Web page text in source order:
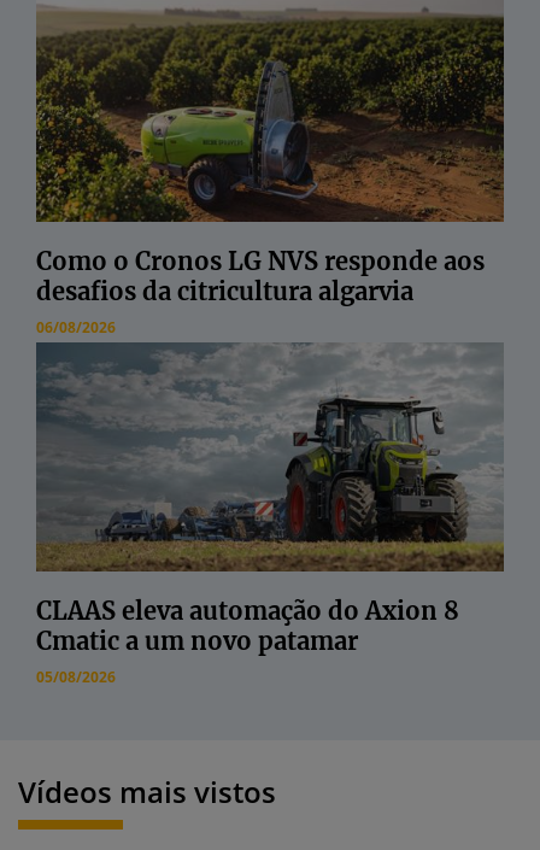
Como o Cronos LG NVS responde aos
desafios da citricultura algarvia
06/08/2026
CLAAS eleva automação do Axion 8
Cmatic a um novo patamar
05/08/2026
Vídeos mais vistos